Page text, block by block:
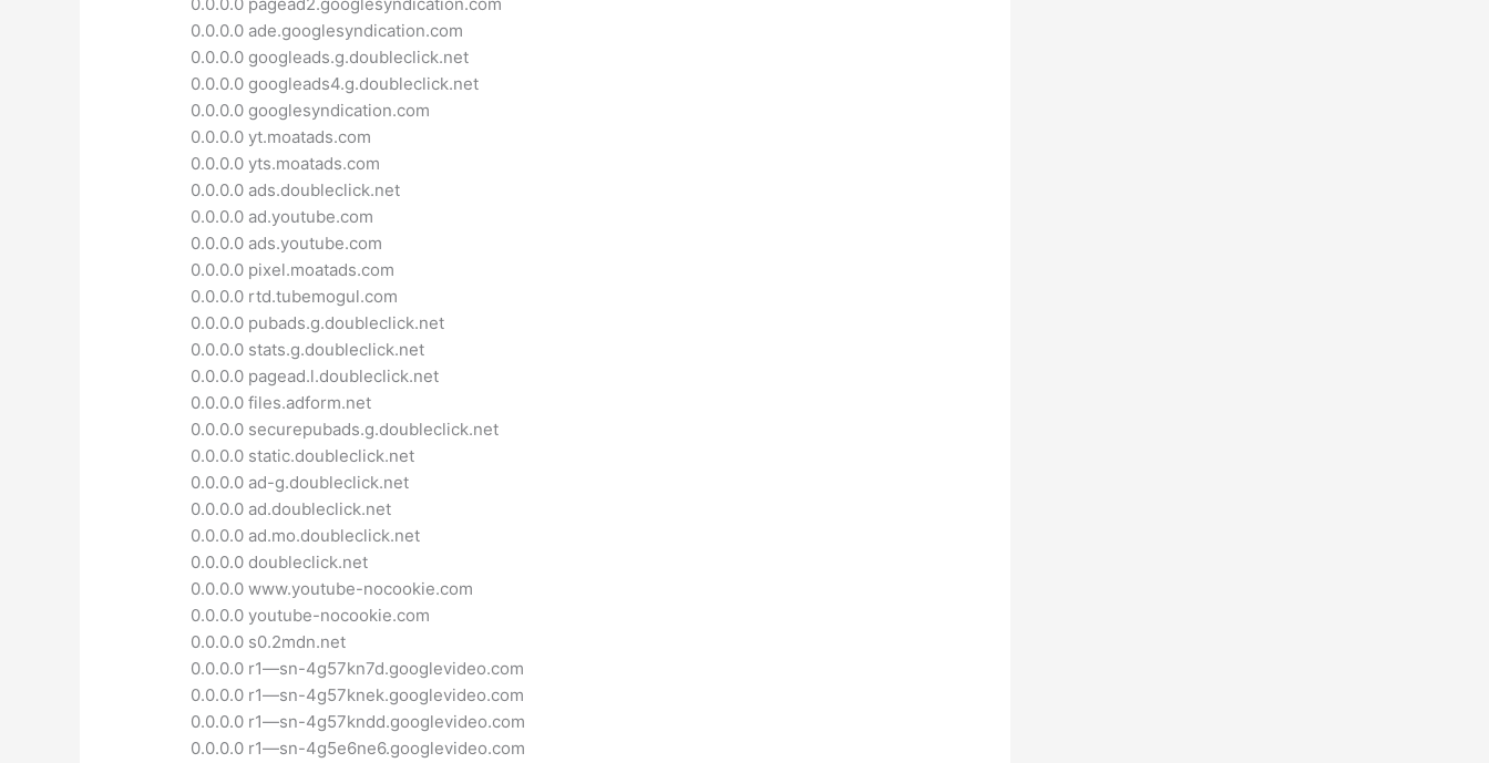
0.0.0.0 pagead2.googlesyndication.com
0.0.0.0 ade.googlesyndication.com
0.0.0.0 googleads.g.doubleclick.net
0.0.0.0 googleads4.g.doubleclick.net
0.0.0.0 googlesyndication.com
0.0.0.0 yt.moatads.com
0.0.0.0 yts.moatads.com
0.0.0.0 ads.doubleclick.net
0.0.0.0 ad.youtube.com
0.0.0.0 ads.youtube.com
0.0.0.0 pixel.moatads.com
0.0.0.0 rtd.tubemogul.com
0.0.0.0 pubads.g.doubleclick.net
0.0.0.0 stats.g.doubleclick.net
0.0.0.0 pagead.l.doubleclick.net
0.0.0.0 files.adform.net
0.0.0.0 securepubads.g.doubleclick.net
0.0.0.0 static.doubleclick.net
0.0.0.0 ad-g.doubleclick.net
0.0.0.0 ad.doubleclick.net
0.0.0.0 ad.mo.doubleclick.net
0.0.0.0 doubleclick.net
0.0.0.0 www.youtube-nocookie.com
0.0.0.0 youtube-nocookie.com
0.0.0.0 s0.2mdn.net
0.0.0.0 r1—sn-4g57kn7d.googlevideo.com
0.0.0.0 r1—sn-4g57knek.googlevideo.com
0.0.0.0 r1—sn-4g57kndd.googlevideo.com
0.0.0.0 r1—sn-4g5e6ne6.googlevideo.com